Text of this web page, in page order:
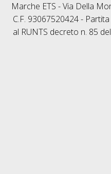
Marche ETS - Via Della
C.F. 93067520424 -
al RUNTS decreto n. 85